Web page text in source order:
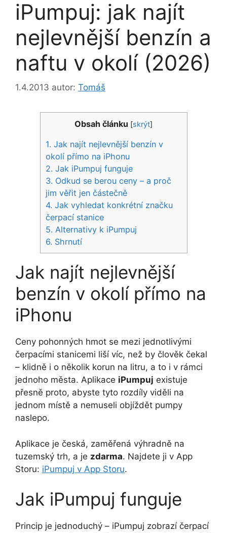
iPumpuj: jak najít
nejlevnější benzín a
naftu v okolí (2026)
1.4.2013 autor: Tomáš
Obsah článku [skrýt]
1. Jak najít nejlevnější benzín v
okolí přímo na iPhonu
2. Jak iPumpuj funguje
3. Odkud se berou ceny – a proč
jim věřit jen částečně
4. Jak vyhledat konkrétní značku
čerpací stanice
5. Alternativy k iPumpuj
6. Shrnutí
Jak najít nejlevnější
benzín v okolí přímo na
iPhonu
Ceny pohonných hmot se mezi jednotlivými
čerpacími stanicemi liší víc, než by člověk čekal
– klidně i o několik korun na litru, a to i v rámci
jednoho města. Aplikace iPumpuj existuje
přesně proto, abyste tyto rozdíly viděli na
jednom místě a nemuseli objíždět pumpy
naslepo.
Aplikace je česká, zaměřená výhradně na
tuzemský trh, a je zdarma. Najdete ji v App
Storu: iPumpuj v App Storu.
Jak iPumpuj funguje
Princip je jednoduchý – iPumpuj zobrazí čerpací